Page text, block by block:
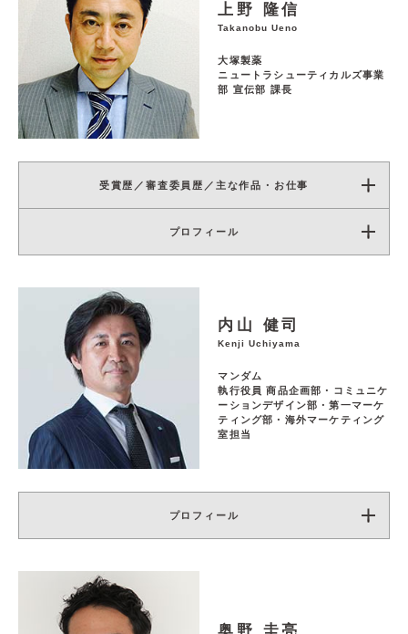
上野 隆信
Takanobu Ueno
大塚製薬
ニュートラシューティカルズ事業
部 宣伝部 課長
受賞歴／審査委員歴／主な作品・お仕事
プロフィール
内山 健司
Kenji Uchiyama
マンダム
執行役員 商品企画部・コミュニケ
ーションデザイン部・第一マーケ
ティング部・海外マーケティング
室担当
プロフィール